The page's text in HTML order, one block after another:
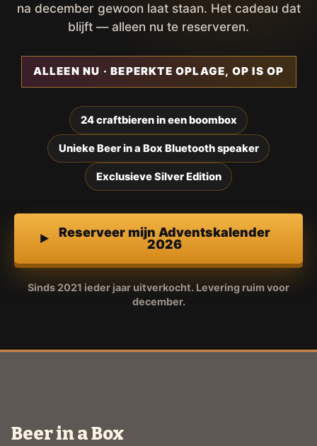
na december gewoon laat staan. Het cadeau dat
blijft — alleen nu te reserveren.
ALLEEN NU · BEPERKTE OPLAGE, OP IS OP
24 craftbieren in een boombox
Unieke Beer in a Box Bluetooth speaker
Exclusieve Silver Edition
Reserveer mijn Adventskalender
2026
Sinds 2021 ieder jaar uitverkocht. Levering ruim voor
december.
Beer in a Box